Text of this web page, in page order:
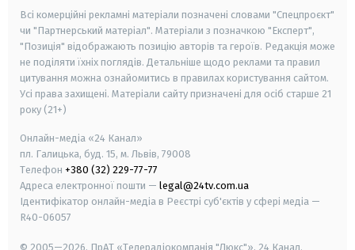
Всі комерційні рекламні матеріали позначені словами "Спецпроєкт"
чи "Партнерський матеріал". Матеріали з позначкою "Експерт",
"Позиція" відображають позицію авторів та героїв. Редакція може
не поділяти їхніх поглядів. Детальніше щодо реклами та правил
цитування можна ознайомитись в правилах користування сайтом.
Усі права захищені. Матеріали сайту призначені для осіб старше 21
року (21+)
Онлайн-медіа «24 Канал»
пл. Галицька, буд. 15, м. Львів, 79008
Телефон +380 (32) 229-77-77
Адреса електронної пошти — legal@24tv.com.ua
Ідентифікатор онлайн-медіа в Реєстрі суб'єктів у сфері медіа —
R40-06057
© 2005—2026, ПрАТ «Телерадіокомпанія "Люкс"», 24 Канал.